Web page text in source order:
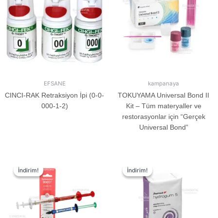
EFSANE
CINCI-RAK Retraksiyon İpi (0-0-
000-1-2)
kampanaya
TOKUYAMA Universal Bond II
Kit – Tüm materyaller ve
restorasyonlar için “Gerçek
Universal Bond”
İndirim!
İndirim! İndirim!
İndirim!